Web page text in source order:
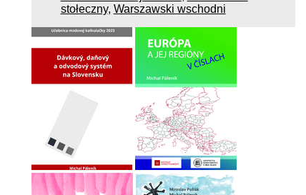
stołeczny, Warszawski wschodni